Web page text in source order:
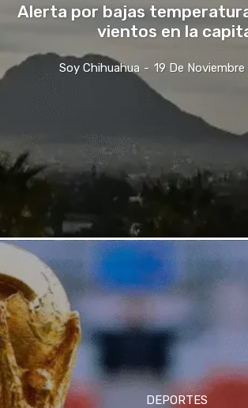
Alerta por bajas
vientos en la
Soy Chihuahua - 19 De
DEPORTES